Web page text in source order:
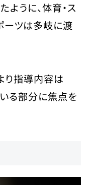
ように、体育・ス
ーツは多岐に渡
り指導内容は
る部分に焦点を